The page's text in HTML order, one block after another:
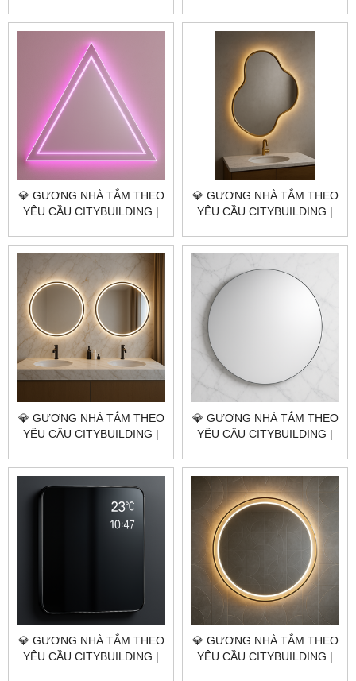
TPHCM | CITYBUILDING –
GIÁ TRỊ VĨNH CỬU
CHỐNG ẨM, SANG TRỌNG,
💎 GƯƠNG NHÀ TẮM THEO
YÊU CẦU CITYBUILDING |
GIÁ GƯƠNG NHÀ TẮM TP.
THỦ ĐỨC TP.HCM
💎 GƯƠNG NHÀ TẮM THEO
YÊU CẦU CITYBUILDING |
GIÁ GƯƠNG NHÀ TẮM
💎 GƯƠNG NHÀ TẮM THEO
YÊU CẦU CITYBUILDING |
GIÁ GƯƠNG NHÀ TẮM
💎 GƯƠNG NHÀ TẮM THEO
YÊU CẦU CITYBUILDING |
GIÁ GƯƠNG NHÀ TẮM
HUYỆN CỦ CHI TP.HCM
💎 GƯƠNG NHÀ TẮM THEO
YÊU CẦU CITYBUILDING |
💎 GƯƠNG NHÀ TẮM THEO
YÊU CẦU CITYBUILDING |